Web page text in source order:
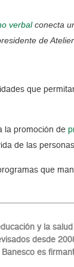
verbalconecta
de
que
la promoción de
de las
que
y la
desde
es